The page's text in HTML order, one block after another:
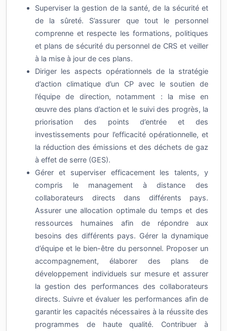
Superviser la gestion de la santé, de la sécurité et
de la sûreté. S’assurer que tout le personnel
comprenne et respecte les formations, politiques
et plans de sécurité du personnel de CRS et veiller
à la mise à jour de ces plans.
Diriger les aspects opérationnels de la stratégie
d’action climatique d’un CP avec le soutien de
l’équipe de direction, notamment : la mise en
œuvre des plans d’action et le suivi des progrès, la
priorisation des points d’entrée et des
investissements pour l’efficacité opérationnelle, et
la réduction des émissions et des déchets de gaz
à effet de serre (GES).
Gérer et superviser efficacement les talents, y
compris le management à distance des
collaborateurs directs dans différents pays.
Assurer une allocation optimale du temps et des
ressources humaines afin de répondre aux
besoins des différents pays. Gérer la dynamique
d’équipe et le bien-être du personnel. Proposer un
accompagnement, élaborer des plans de
développement individuels sur mesure et assurer
la gestion des performances des collaborateurs
directs. Suivre et évaluer les performances afin de
garantir les capacités nécessaires à la réussite des
programmes de haute qualité. Contribuer à